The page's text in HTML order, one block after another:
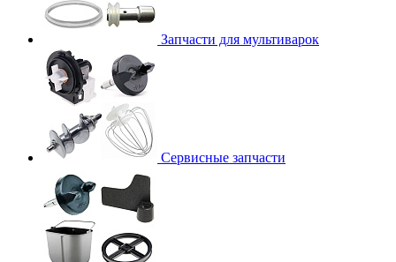
Запчасти для мультиварок
Сервисные запчасти